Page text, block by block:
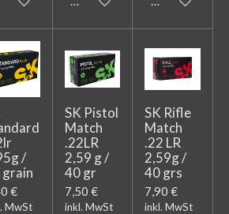
/
€
MwSt
SK Pistol
Match
.22LR
2,59 g /
40 gr
7,50 €
inkl. MwSt
SK Rifle
Match
.22 LR
2,59g /
40 grs
7,90 €
inkl. MwSt